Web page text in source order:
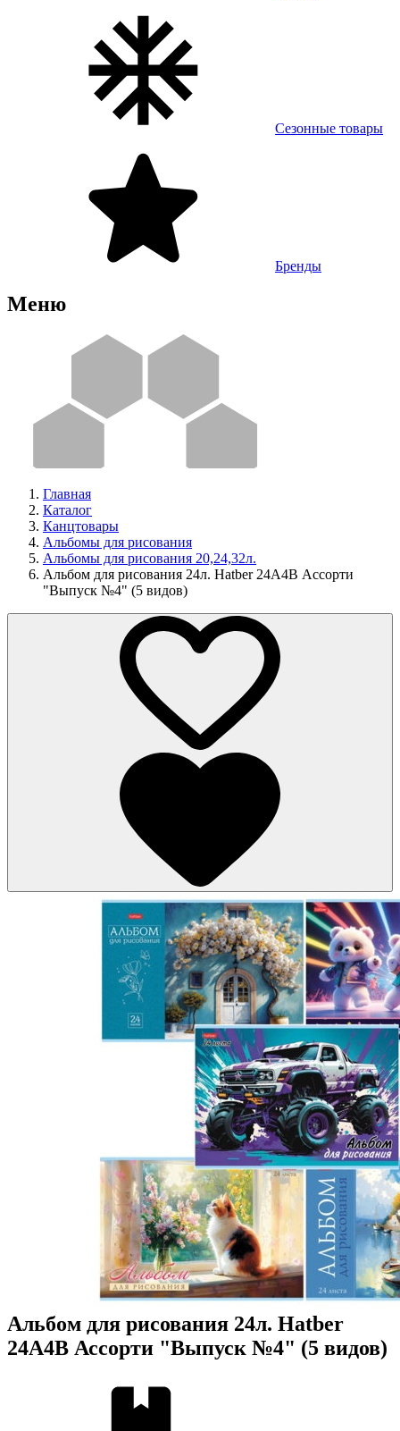
Сезонные товары
Бренды
Меню
Главная
Каталог
Канцтовары
Альбомы для рисования
Альбомы для рисования 20,24,32л.
Альбом для рисования 24л. Hatber 24А4В Ассорти
"Выпуск №4" (5 видов)
Альбом для рисования 24л. Hatber
24А4В Ассорти "Выпуск №4" (5 видов)